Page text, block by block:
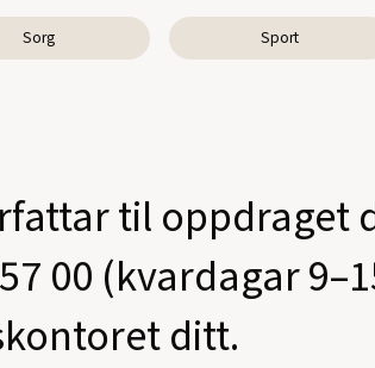
Sorg Sport
til oppdraget
00 (kvardagar
ditt.